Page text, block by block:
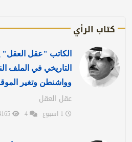
كتاب الرأي
الكاتب "عقل
التاريخي في الملف
وواشنطن وتغير
عقل العقل